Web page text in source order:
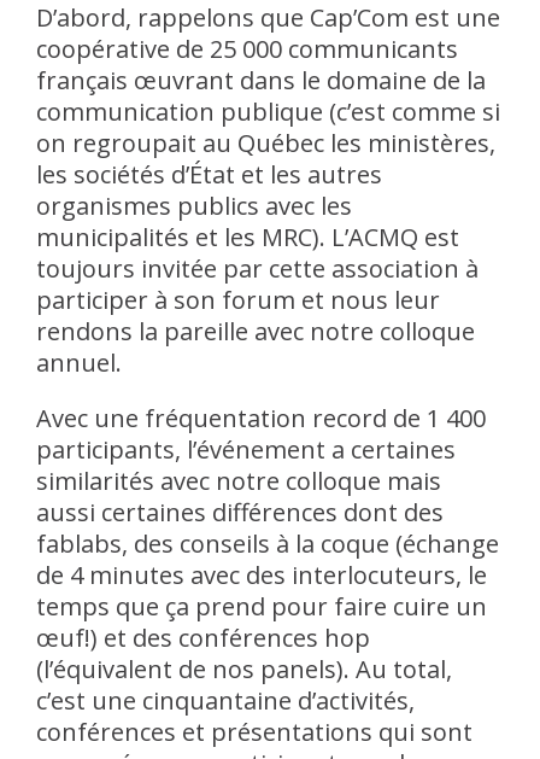
D’abord, rappelons que Cap’Com est une
coopérative de 25 000 communicants
français œuvrant dans le domaine de la
communication publique (c’est comme si
on regroupait au Québec les ministères,
les sociétés d’État et les autres
organismes publics avec les
municipalités et les MRC). L’ACMQ est
toujours invitée par cette association à
participer à son forum et nous leur
rendons la pareille avec notre colloque
annuel.
Avec une fréquentation record de 1 400
participants, l’événement a certaines
similarités avec notre colloque mais
aussi certaines différences dont des
fablabs, des conseils à la coque (échange
de 4 minutes avec des interlocuteurs, le
temps que ça prend pour faire cuire un
œuf!) et des conférences hop
(l’équivalent de nos panels). Au total,
c’est une cinquantaine d’activités,
conférences et présentations qui sont